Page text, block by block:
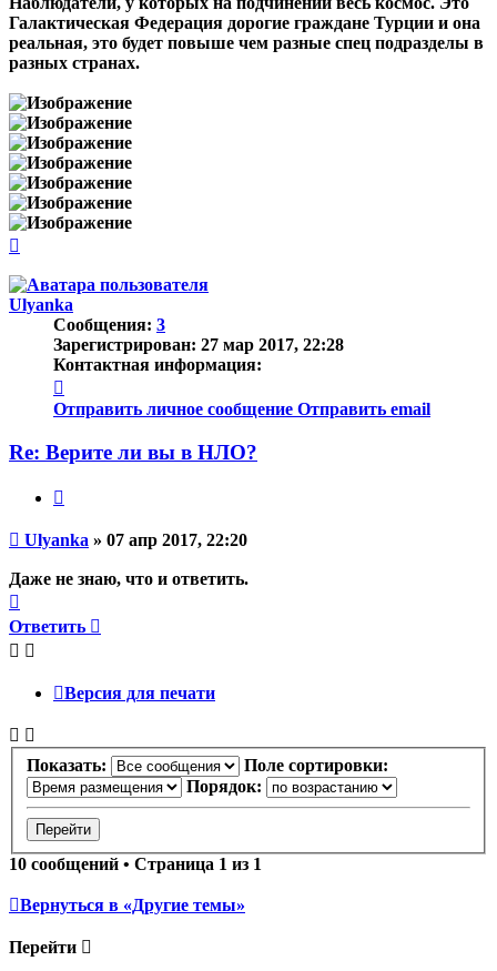
Галактическая Федерация дорогие граждане Турции и она
реальная, это будет повыше чем разные спец подразделы в
разных странах.
началу
Ulyanka
Сообщения: 3
Зарегистрирован: 27 мар 2017, 22:28
Контактная информация:
информация
пользователя
Отправить личное сообщение Отправить email
Re: Верите ли вы в НЛО?
Непрочитанное
сообщение
Ulyanka » 07 апр 2017, 22:20
Даже не знаю, что и ответить.
к
началу
Ответить
Версия для печати
Показать:
Поле сортировки:
Порядок:
10 сообщений • Страница 1 из 1
Вернуться в «Другие темы»
Перейти